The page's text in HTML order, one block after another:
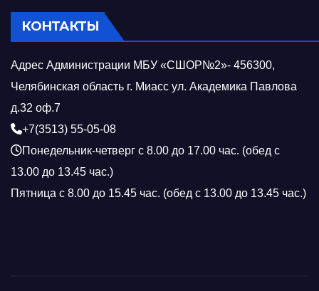
КОНТАКТЫ
Адрес Администрации МБУ «СШОР№2»- 456300,
Челябинская область г. Миасс ул. Академика Павлова
д.32 оф.7
+7(3513) 55-05-08
Понедельник-четверг с 8.00 до 17.00 час. (обед с
13.00 до 13.45 час.)
Пятница с 8.00 до 15.45 час. (обед с 13.00 до 13.45 час.)